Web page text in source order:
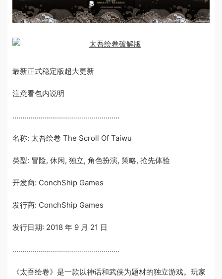
最新正式稳定版超大更新
注意看包内说明
………………………………………………
名称: 太吾绘卷 The Scroll Of Taiwu
类型: 冒险, 休闲, 独立, 角色扮演, 策略, 抢先体验
开发商: ConchShip Games
发行商: ConchShip Games
发行日期: 2018 年 9 月 21 日
………………………………………………
《太吾绘卷》是一款以神话和武侠为题材的独立游戏。玩家